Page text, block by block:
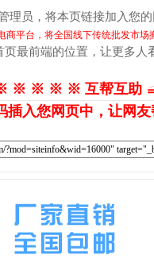
理员，将本页链接加入您
商平台，将全国线下传统批发市
最前端的位置，让更多人
※ ※ ※ ※ 互帮互助
插入您网页中，让网